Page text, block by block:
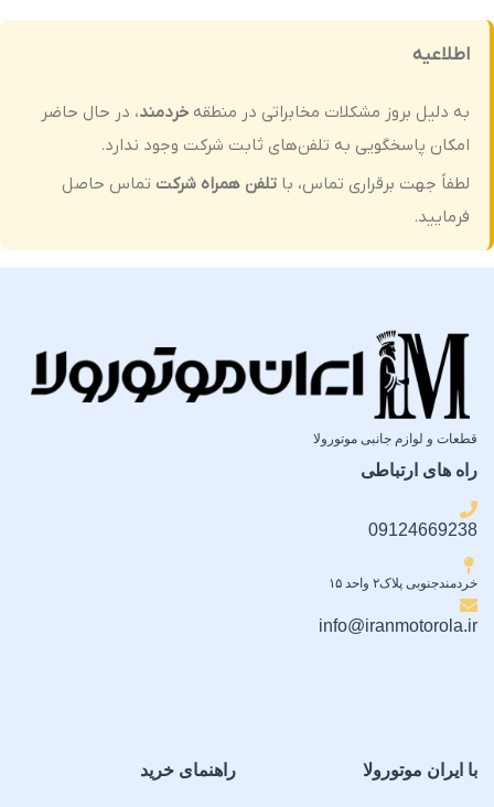
ضمانت سلامت فیزیکی کالا ضمانت سلامت فیزیکی کالا
اطلاعیه
به دلیل بروز مشکلات مخابراتی در منطقه خردمند، در حال حاضر
امکان پاسخگویی به تلفن‌های ثابت شرکت وجود ندارد.
لطفاً جهت برقراری تماس، با تلفن همراه شرکت تماس حاصل
فرمایید.
قطعات و لوازم جانبی موتورولا
راه های ارتباطی
09124669238
خردمندجنوبی پلاک۲ واحد ۱۵
info@iranmotorola.ir
با ایران موتورولا راهنمای خرید